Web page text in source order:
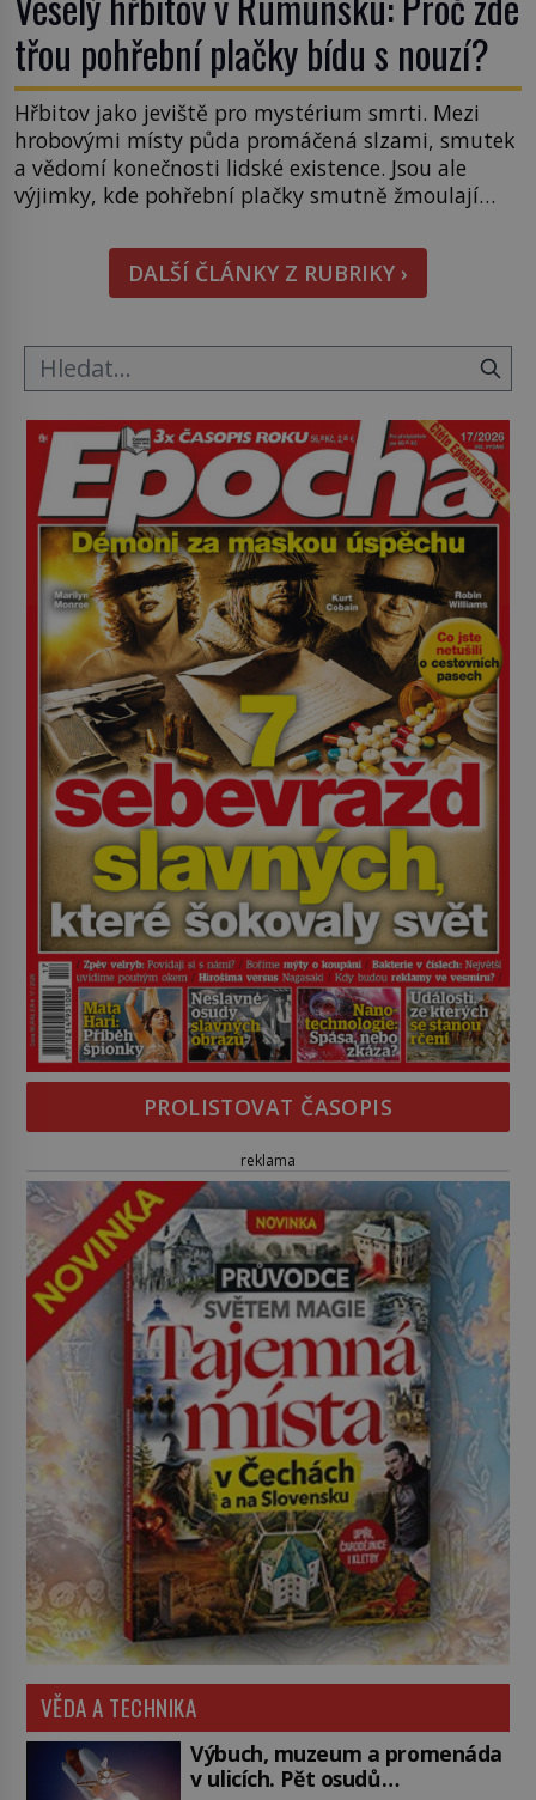
třou pohřební plačky bídu s nouzí?
Hřbitov jako jeviště pro mystérium smrti. Mezi
hrobovými místy půda promáčená slzami, smutek
a vědomí konečnosti lidské existence. Jsou ale
výjimky, kde pohřební plačky smutně žmoulají
pohledu na výši vyměřené podpory
v nezaměstnanosti. Kam vás pozveme? Unikátní
hřbitov, který si vysloužil název „Veselý“, najdeme
DALŠÍ ČLÁNKY Z RUBRIKY ›
PROLISTOVAT ČASOPIS
reklama
VĚDA A TECHNIKA
Výbuch, muzeum a promenáda
v ulicích. Pět osudů